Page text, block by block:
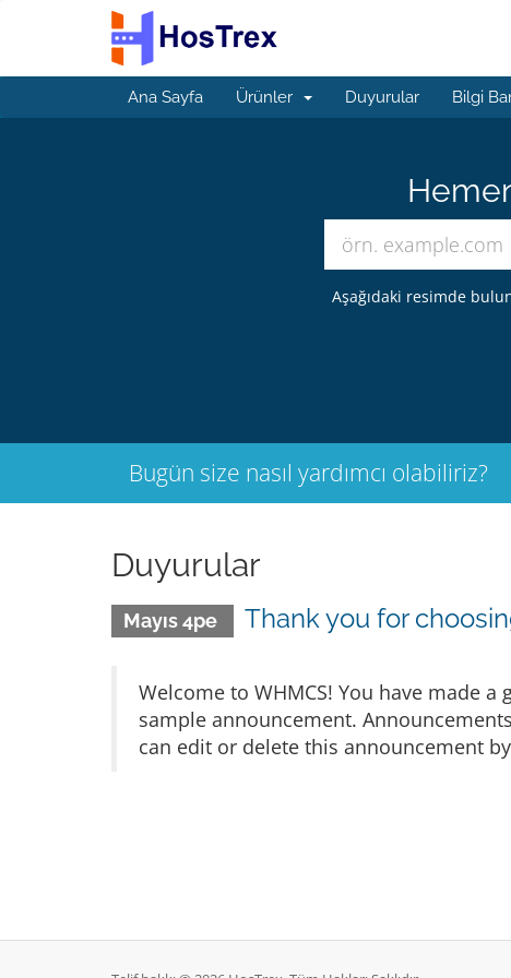
Ana Sayfa Ürünler Duyurular Bilgi
Aşağıdaki resimde
Bugün size nasıl yardımcı olabiliriz?
Duyurular
Mayıs 4pe Thank you for
Welcome to WHMCS! You have made
sample announcement.
can edit or delete this announcement